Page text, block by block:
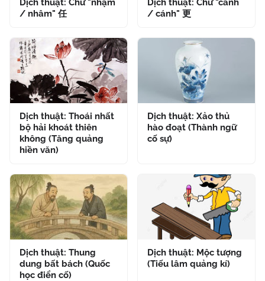
Dịch thuật: Chữ "nhậm
/ nhâm" 任
Dịch thuật: Chữ "canh
/ cánh" 更
Dịch thuật: Thoái nhất
bộ hải khoát thiên
không (Tăng quảng
hiền văn)
Dịch thuật: Xảo thủ
hào đoạt (Thành ngữ
cố sự)
Dịch thuật: Thung
dung bất bách (Quốc
học điển cố)
Dịch thuật: Mộc tượng
(Tiếu lâm quảng kí)